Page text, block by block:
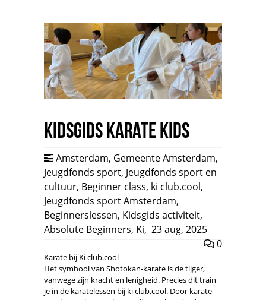
Kidsgids Karate Kids
Amsterdam, Gemeente Amsterdam,
Jeugdfonds sport, Jeugdfonds sport en
cultuur, Beginner class, ki club.cool,
Jeugdfonds sport Amsterdam,
Beginnerslessen, Kidsgids activiteit,
Absolute Beginners, Ki, 23 aug, 2025
0
Karate bij Ki club.cool
Het symbool van Shotokan-karate is de tijger,
vanwege zijn kracht en lenigheid. Precies dit train
je in de karatelessen bij ki club.cool. Door karate-